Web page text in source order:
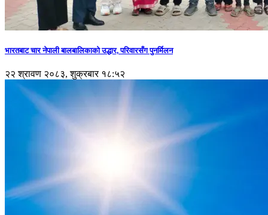
भारतबाट चार नेपाली बालबालिकाको उद्धार, परिवारसँग पुनर्मिलन
२२ श्रावण २०८३, शुक्रबार १८:५२